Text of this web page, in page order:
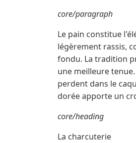
core/paragraph
Le pain constitue
légèrement rassis,
fondu. La tradition
une meilleure
perdent dans le
dorée apporte un
core/heading
La charcuterie